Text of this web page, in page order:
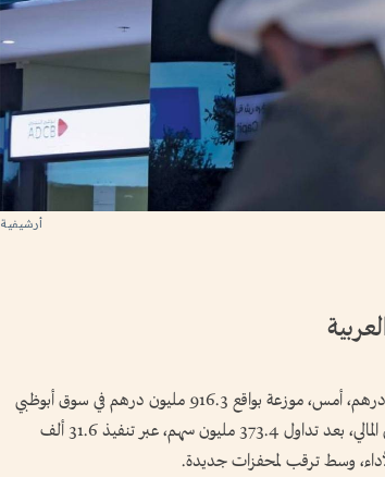
أرشيفية
بلغت سيولة أسواق الأسهم المحلية نحو 1.4 مليار درهم، أمس، موزعة بواقع 916.3 مليون درهم في سوق أبوظبي
للأوراق المالية، و475.4 مليون درهم في سوق دبي المالي، بعد تداول 373.4 مليون سهم، عبر تنفيذ 31.6 ألف
وسط ترقب لمحفزات جديدة.